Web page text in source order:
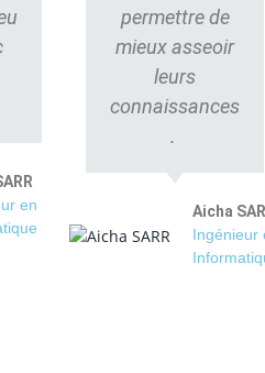
en
permettre de
mieux asseoir
leurs
connaissances
.
Aicha
Ingénieur